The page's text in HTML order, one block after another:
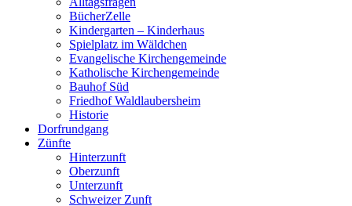
BücherZelle
Kindergarten – Kinderhaus
Spielplatz im Wäldchen
Evangelische Kirchengemeinde
Katholische Kirchengemeinde
Bauhof Süd
Friedhof Waldlaubersheim
Historie
Dorfrundgang
Zünfte
Hinterzunft
Oberzunft
Unterzunft
Schweizer Zunft